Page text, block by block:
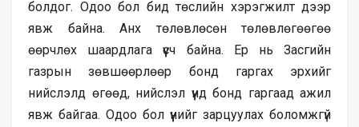
болдог. Одоо бол бид төслийн хэрэгжилт дээр
явж байна. Анх төлөвлөсөн төлөвлөгөөгөө
өөрчлөх шаардлага үүсч байна. Ер нь Засгийн
газрын зөвшөөрлөөр бонд гаргах эрхийг
нийслэлд өгөөд, нийслэл үүнд бонд гаргаад ажил
явж байгаа. Одоо бол үүнийг зарцуулах боломжгүй